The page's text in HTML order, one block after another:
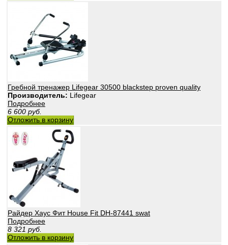
Гребной тренажер Lifegear 30500 blackstep proven quality
Производитель: Lifegear
Подробнее
6 600 руб.
Отложить в корзину
Райдер Хаус Фит House Fit DH-87441 swat
Подробнее
8 321 руб.
Отложить в корзину